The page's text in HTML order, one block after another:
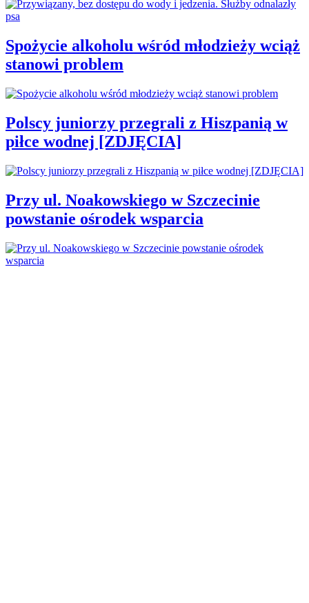
Spożycie alkoholu wśród młodzieży wciąż
stanowi problem
Polscy juniorzy przegrali z Hiszpanią w
piłce wodnej [ZDJĘCIA]
Przy ul. Noakowskiego w Szczecinie
powstanie ośrodek wsparcia